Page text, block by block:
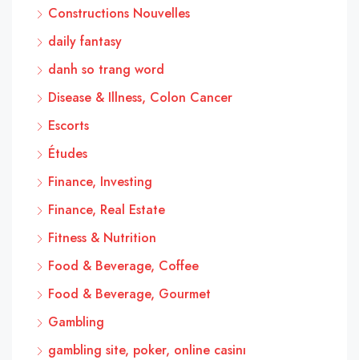
Constructions Nouvelles
daily fantasy
danh so trang word
Disease & Illness, Colon Cancer
Escorts
Études
Finance, Investing
Finance, Real Estate
Fitness & Nutrition
Food & Beverage, Coffee
Food & Beverage, Gourmet
Gambling
gambling site, poker, online casinı